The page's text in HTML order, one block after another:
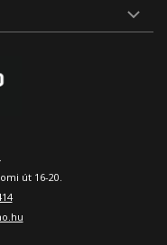
út 16-20.